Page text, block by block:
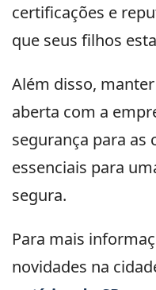
certificações e
que seus filhos
Além disso,
aberta com a
segurança para as
essenciais para
segura.
Para mais
novidades na